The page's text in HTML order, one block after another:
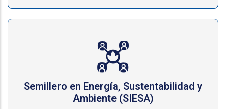
Semillero en Energía, Sustentabilidad y
Ambiente (SIESA)